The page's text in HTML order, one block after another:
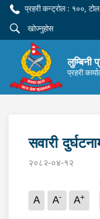
प्रहरी कन्ट्रोल : १००,
लुम्बिनी
प्रहरी
सवारी
२०८२-०४-१२
A A- A+